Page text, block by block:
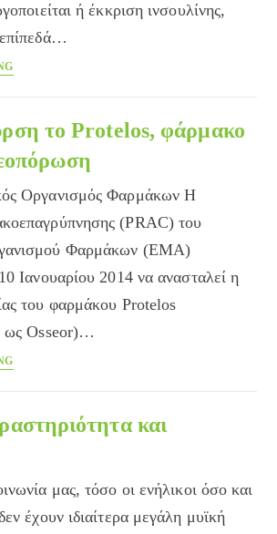
από
νωρίς
ή έκκριση ινσουλίνης,
διαβήτη;το Protelos, φάρμακο
Οργανισμός Φαρμάκων Η
(PRAC) του
Φαρμάκων (EMA)
Ιανουαρίου 2014 να ανασταλεί η
του φαρμάκου Protelos
ως Osseor)…
Protelos,
φάρμακο
οστεοπόρωση
και
μας, τόσο οι ενήλικοι όσο και
έχουν ιδιαίτερα μεγάλη μυϊκή